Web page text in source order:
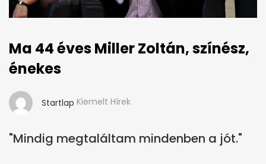
Ma 44 éves Miller Zoltán, színész,
énekes
Startlap Kiemelt Hírek
"Mindig megtaláltam mindenben a jót."